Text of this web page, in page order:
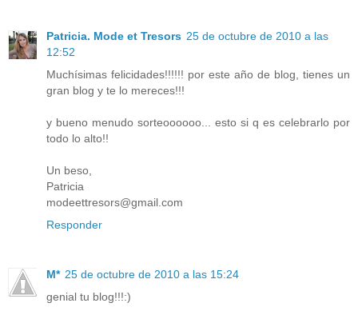
Patricia. Mode et Tresors 25 de octubre de 2010 a las
12:52
Muchísimas felicidades!!!!!! por este año de blog, tienes un
gran blog y te lo mereces!!!
y bueno menudo sorteoooooo... esto si q es celebrarlo por
todo lo alto!!
Un beso,
Patricia
modeettresors@gmail.com
Responder
M* 25 de octubre de 2010 a las 15:24
genial tu blog!!!:)